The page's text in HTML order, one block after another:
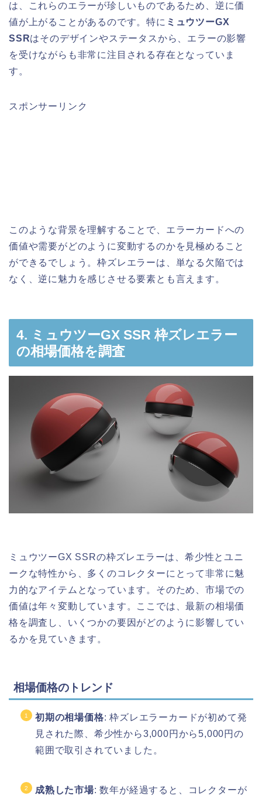
は、これらのエラーが珍しいものであるため、逆に価
値が上がることがあるのです。特に ミュウツーGX
SSRはそのデザインやステータスから、エラーの影響
を受けながらも非常に注目される存在となっていま
す。
スポンサーリンク
このような背景を理解することで、エラーカードへの
価値や需要がどのように変動するのかを見極めること
ができるでしょう。枠ズレエラーは、単なる欠陥では
なく、逆に魅力を感じさせる要素とも言えます。
4. ミュウツーGX SSR 枠ズレエラー
の相場価格を調査
ミュウツーGX SSRの枠ズレエラーは、希少性とユニ
ークな特性から、多くのコレクターにとって非常に魅
力的なアイテムとなっています。そのため、市場での
価値は年々変動しています。ここでは、最新の相場価
格を調査し、いくつかの要因がどのように影響してい
るかを見ていきます。
相場価格のトレンド
初期の相場価格: 枠ズレエラーカードが初めて発
見された際、希少性から3,000円から5,000円の
範囲で取引されていました。
成熟した市場: 数年が経過すると、コレクターが